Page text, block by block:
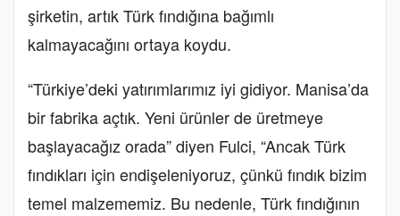
şirketin, artık Türk fındığına bağımlı
kalmayacağını ortaya koydu.
“Türkiye’deki yatırımlarımız iyi gidiyor. Manisa’da
bir fabrika açtık. Yeni ürünler de üretmeye
başlayacağız orada” diyen Fulci, “Ancak Türk
fındıkları için endişeleniyoruz, çünkü fındık bizim
temel malzememiz. Bu nedenle, Türk fındığının